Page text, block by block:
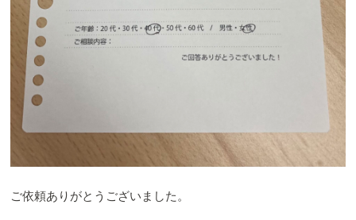
ご依頼ありがとうございました。